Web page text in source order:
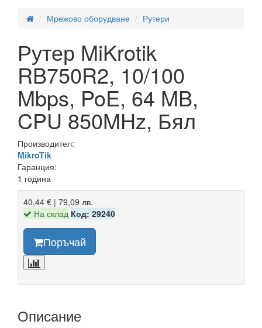
Мрежово оборудване Рутери
Рутер MiKrotik
RB750R2, 10/100
Mbps, PoE, 64 MB,
CPU 850MHz, Бял
Производител:
MikroTik
Гаранция:
1 година
40,44 € | 79,09 лв.
На склад Код: 29240
Поръчай
Описание